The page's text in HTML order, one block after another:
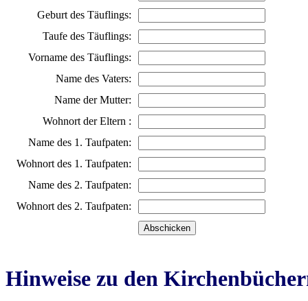
Geburt des Täuflings:
Taufe des Täuflings:
Vorname des Täuflings:
Name des Vaters:
Name der Mutter:
Wohnort der Eltern :
Name des 1. Taufpaten:
Wohnort des 1. Taufpaten:
Name des 2. Taufpaten:
Wohnort des 2. Taufpaten:
Hinweise zu den